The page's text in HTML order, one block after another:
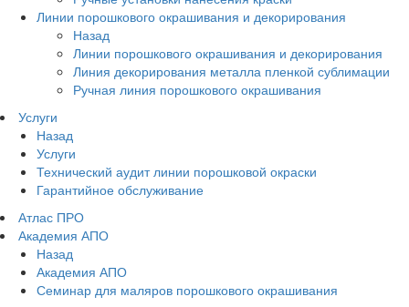
Линии порошкового окрашивания и декорирования
Назад
Линии порошкового окрашивания и декорирования
Линия декорирования металла пленкой сублимации
Ручная линия порошкового окрашивания
Услуги
Назад
Услуги
Технический аудит линии порошковой окраски
Гарантийное обслуживание
Атлас ПРО
Академия АПО
Назад
Академия АПО
Семинар для маляров порошкового окрашивания